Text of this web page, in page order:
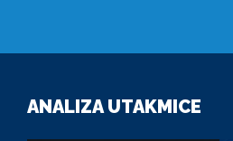
ANALIZA UTAKMICE